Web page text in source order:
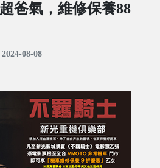
爸氣，維修保養88
08-08